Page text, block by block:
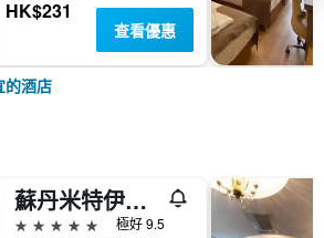
HK$231
查看優惠
的酒店
蘇丹米特伊斯坦布爾四季酒店
5星級
極好 9.5